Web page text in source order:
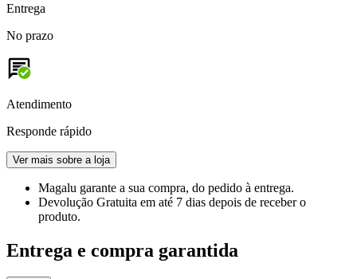
Entrega
No prazo
Atendimento
Responde rápido
Ver mais sobre a loja
Magalu garante a sua compra, do pedido à entrega.
Devolução Gratuita em até 7 dias depois de receber o
produto.
Entrega e compra garantida